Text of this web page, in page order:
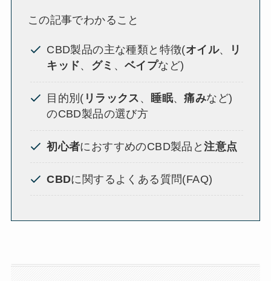
この記事でわかること
CBD製品の主な種類と特徴(オイル、
リ
キッド、 グミ 、 ベイプなど)
目的別( リラックス 、 睡眠、痛みなど)
のCBD製品の選び方
初心者におすすめのCBD製品と注意点
CBDに関するよくある質問(FAQ)